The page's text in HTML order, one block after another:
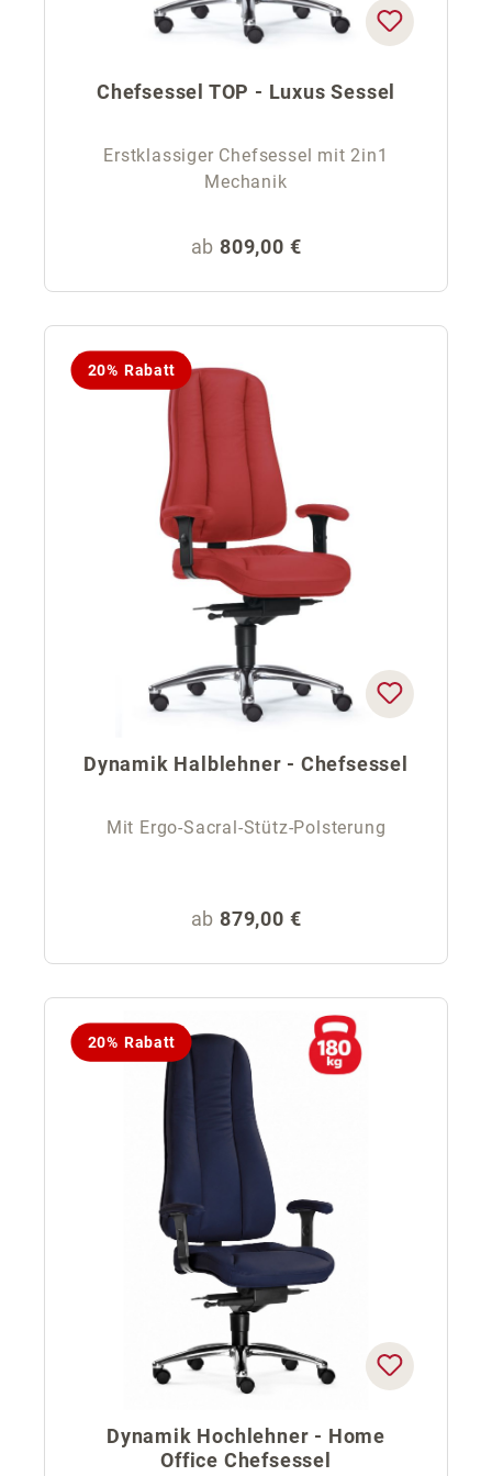
Chefsessel TOP - Luxus Sessel
Erstklassiger Chefsessel mit 2in1
Mechanik
Regulärer Preis:
ab 809,00 €
20% Rabatt
Dynamik Halblehner - Chefsessel
Mit Ergo-Sacral-Stütz-Polsterung
Regulärer Preis:
ab 879,00 €
20% Rabatt
Dynamik Hochlehner - Home
Office Chefsessel